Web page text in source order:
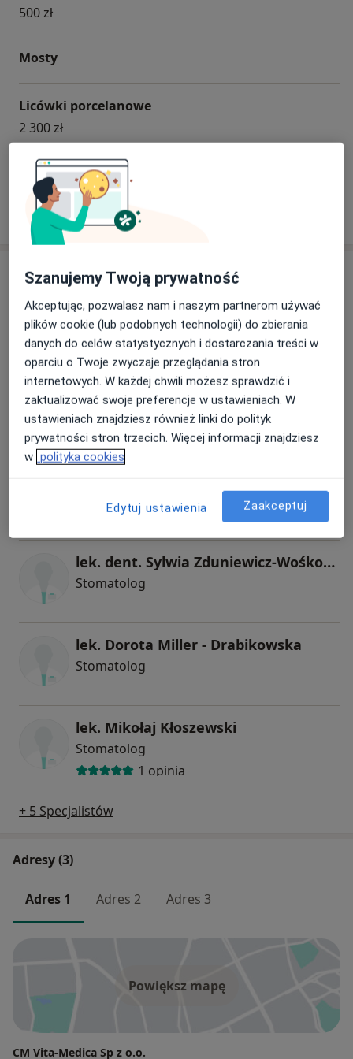
500 zł
Mosty
Licówki porcelanowe
2 300 zł
+ 9 usług
W jaki sposób ustalane są ceny?
Specjaliści Sprawdź swoje ubezpieczenie
Stomatolog
lek. dent. Natalia Mosiashvili
Stomatolog
7 opinii
1 opinia
lek. dent. Sylwia Zduniewicz-Wośkowska
Stomatolog
lek. Dorota Miller - Drabikowska
Stomatolog
lek. Mikołaj Kłoszewski
Stomatolog
1 opinia
+ 5 Specjalistów
Adresy (3)
Adres 1 Adres 2 Adres 3
Powiększ mapę
CM Vita-Medica Sp z o.o.
Szanujemy Twoją prywatność
Akceptując, pozwalasz nam i naszym partnerom używać
plików cookie (lub podobnych technologii) do zbierania
danych do celów statystycznych i dostarczania treści w
oparciu o Twoje zwyczaje przeglądania stron
internetowych. W każdej chwili możesz sprawdzić i
zaktualizować swoje preferencje w ustawieniach. W
ustawieniach znajdziesz również linki do polityk
prywatności stron trzecich. Więcej informacji znajdziesz
w polityka cookies
Edytuj ustawienia Zaakceptuj